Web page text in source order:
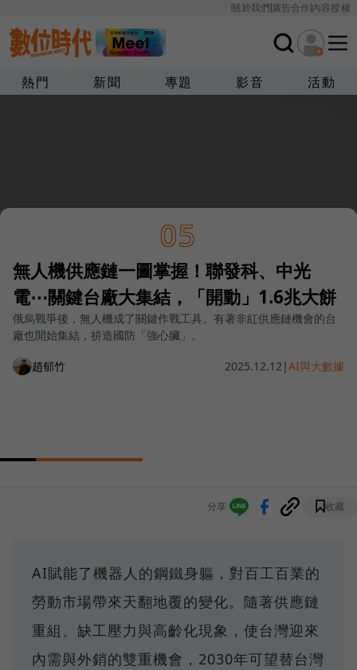
關於我們廣告合作內容授權
熱門 新聞 專題 影音 活動
05
無人機供應鏈一圖掌握！聯發科、中光
電⋯關鍵台廠大集結，「開動」1.6兆大餅
俄烏戰爭後，無人機成了關鍵作戰工具。有著非紅供應鏈機會的台
廠也開始集結，拚造國防「強心臟」。
趙郁竹 2025.12.12 |AI與大數據
分享 收藏
AI賦能了機器人的鋼鐵身軀，對百工百業的
勞動市場帶來天翻地覆的變化。隨著供應鏈
重組、缺工壓力與高齡化現象，使台灣迎來
內需與外銷的雙重機會，2030年可望替台灣